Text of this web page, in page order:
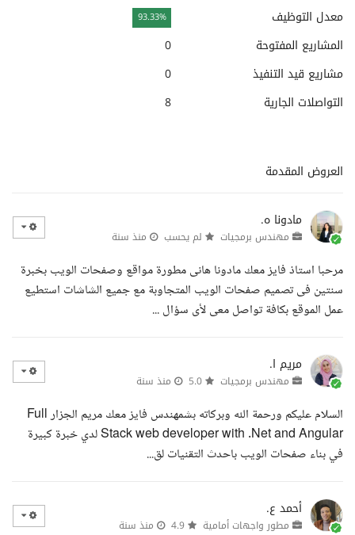
معدل التوظيف
93.33%
المشاريع المفتوحة
0
مشاريع قيد التنفيذ
0
التواصلات الجارية
8
العروض المقدمة
مادونا ه.
مهندس برمجيات لم يحسب منذ سنة
مرحبا استاذ فايز معك مادونا هانى مطورة مواقع وصفحات الويب بخبرة
سنتين فى تصميم صفحات الويب المتجاوبة مع جميع الشاشات استطيع
عمل الموقع بكافة تواصل معى لأى سؤال ...
مريم ا.
مهندس برمجيات منذ سنة
السلام عليكم ورحمة الله وبركاته بشمهندس فايز معك مريم الجزار Full
Stack web developer with .Net and Angular لدي خبرة كبيرة
في بناء صفحات الويب باحدث التقنيات لق...
أحمد ع.
مطور واجهات أمامية منذ سنة